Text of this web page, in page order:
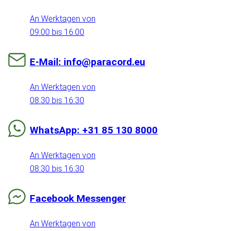
An Werktagen von
09:00 bis 16:00
E-Mail: info@paracord.eu
An Werktagen von
08:30 bis 16:30
WhatsApp: +31 85 130 8000
An Werktagen von
08:30 bis 16:30
Facebook Messenger
An Werktagen von